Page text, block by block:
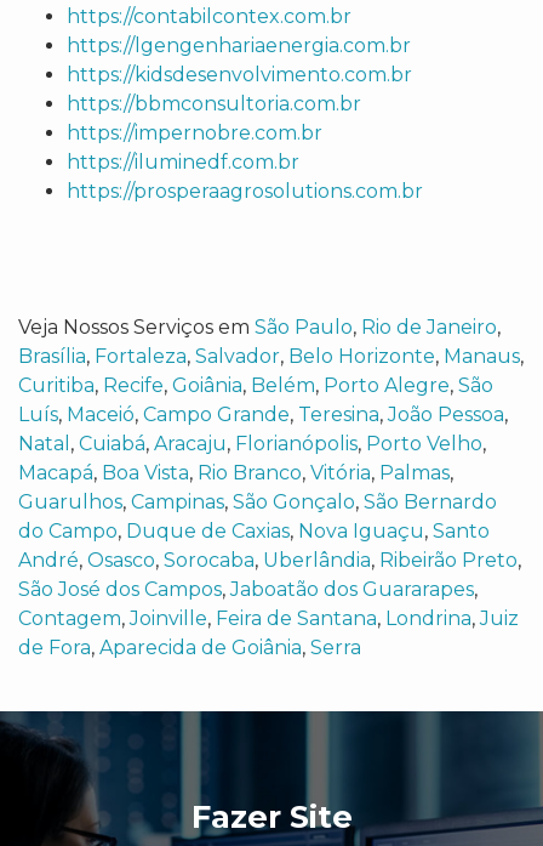
https://contabilcontex.com.br
https://lgengenhariaenergia.com.br
https://kidsdesenvolvimento.com.br
https://bbmconsultoria.com.br
https://impernobre.com.br
https://iluminedf.com.br
https://prosperaagrosolutions.com.br
Veja Nossos Serviços em São Paulo, Rio de Janeiro,
Brasília, Fortaleza, Salvador, Belo Horizonte, Manaus,
Curitiba, Recife, Goiânia, Belém, Porto Alegre, São
Luís, Maceió, Campo Grande, Teresina,João Pessoa,
Natal , Cuiabá, Aracaju, Florianópolis, Porto Velho,
Macapá, Boa Vista, Rio Branco, Vitória, Palmas,
Guarulhos, Campinas, São Gonçalo, São Bernardo
do Campo, Duque de Caxias, Nova Iguaçu, Santo
André, Osasco, Sorocaba, Uberlândia, Ribeirão Preto,
São José dos Campos,Jaboatão dos Guararapes,
Contagem,Joinville, Feira de Santana, Londrina,Juiz
de Fora, Aparecida de Goiânia, Serra
Fazer Site